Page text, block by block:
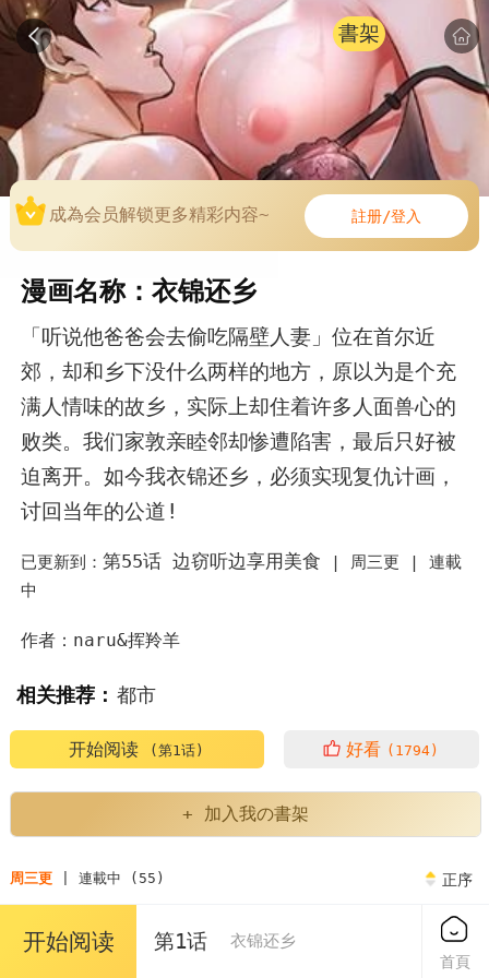
書架
成為会员解锁更多精彩内容~ 註册/登入
漫画名称：衣锦还乡
「听说他爸爸会去偷吃隔壁人妻」位在首尔近
郊，却和乡下没什么两样的地方，原以为是个充
满人情味的故乡，实际上却住着许多人面兽心的
败类。我们家敦亲睦邻却惨遭陷害，最后只好被
迫离开。如今我衣锦还乡，必须实现复仇计画，
讨回当年的公道!
已更新到： 第55话 边窃听边享用美食 | 周三更 | 連載
中
作者：naru&挥羚羊
相关推荐： 都市
开始阅读 (第1话) 好看 (1794)
+ 加入我の書架
周三更| 連載中 (55) 正序
第1话 返乡的游子
58阅币
开始阅读 第1话 衣锦还乡
首頁